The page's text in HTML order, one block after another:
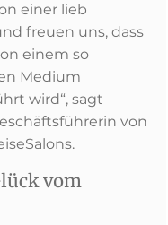
einer lieb
freuen uns, dass
einem so
Medium
wird“, sagt
von
vom